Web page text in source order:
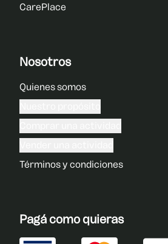
CarePlace
Nosotros
Quienes somos
Términos y condiciones
Pagá como quieras